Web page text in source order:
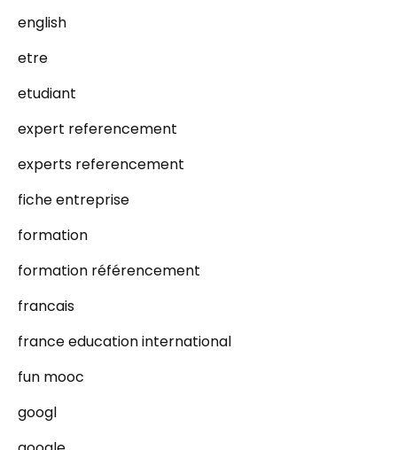
english
etre
etudiant
expert referencement
experts referencement
fiche entreprise
formation
formation référencement
francais
france education international
fun mooc
googl